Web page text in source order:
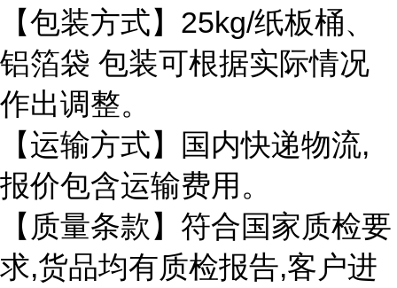
【包装方式】 25kg/纸板桶、
铝箔袋 包装可根据实际情况
作出调整。
【运输方式】国内快递物流,
报价包含运输费用。
【质量条款】符合国家质检要
求,货品均有质检报告,客户进